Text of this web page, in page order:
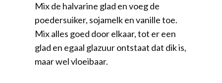
Mix de halvarine glad en voeg de
poedersuiker, sojamelk en vanille toe.
Mix alles goed door elkaar, tot er een
glad en egaal glazuur ontstaat dat dik is,
maar wel vloeibaar.